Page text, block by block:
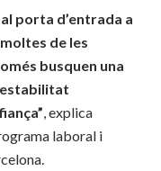
porta d’entrada a
de les
busquen una
, explica
laboral i